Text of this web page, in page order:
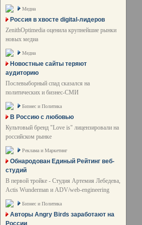
Медиа
Россия в хвосте digital-лидеров
ZenithOptimedia оценила крупнейшие рынки
новых медиа
Медиа
Новостные сайты теряют
аудиторию
Послевыборный спад сказался на
политических и бизнес-СМИ
Бизнес и Политика
В Россию с любовью
Культовый бренд "Love is" лицензировали на
российском рынке
Реклама и Маркетинг
Обнародован Единый Рейтинг веб-
студий
В первой тройке - Студия Артемия Лебедева,
Actis Wunderman и ADV/web-engineering
Бизнес и Политика
Авторы Angry Birds заработают на
России